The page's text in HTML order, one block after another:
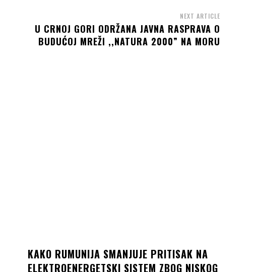
NEXT ARTICLE
U CRNOJ GORI ODRŽANA JAVNA RASPRAVA O
BUDUĆOJ MREŽI ,,NATURA 2000” NA MORU
KAKO RUMUNIJA SMANJUJE PRITISAK NA
ELEKTROENERGETSKI SISTEM ZBOG NISKOG